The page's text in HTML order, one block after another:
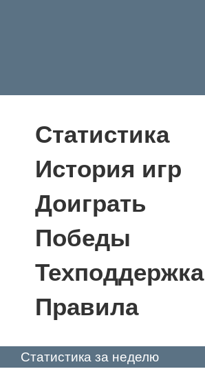
Статистика
История игр
Доиграть
Победы
Техподдержка
Правила
Статистика за неделю